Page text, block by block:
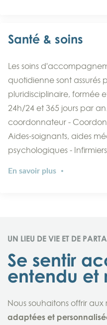
Santé & soins
Les soins
quotidienne sont assurés
pluridisciplinaire, formée
24h/24 et 365 jours par
coordonnateur -
Aides-soignants, aides
psychologiques -
En savoir plus
UN LIEU DE VIE ET DE
Se sentir
entendu et
Nous souhaitons offrir aux
adaptées et